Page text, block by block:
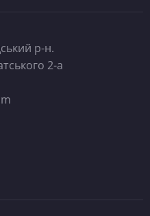
р-н.
2-а